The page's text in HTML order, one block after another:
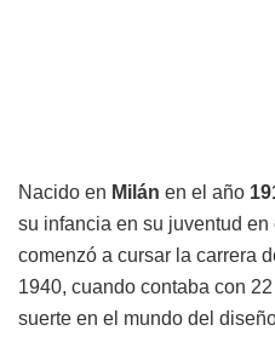
Nacido en Milán en el año
su infancia en su juventud
comenzó a cursar la carrera
1940, cuando contaba con
suerte en el mundo del